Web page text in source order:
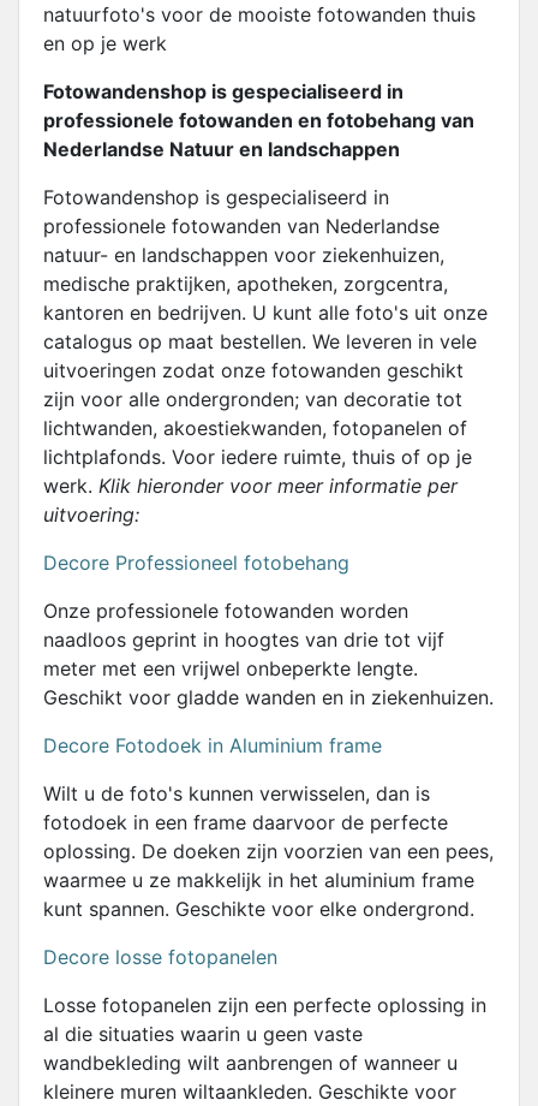
natuurfoto's voor de mooiste fotowanden thuis
en op je werk
Fotowandenshop is gespecialiseerd in
professionele fotowanden en fotobehang van
Nederlandse Natuur en landschappen
Fotowandenshop is gespecialiseerd in
professionele fotowanden van Nederlandse
natuur- en landschappen voor ziekenhuizen,
medische praktijken, apotheken, zorgcentra,
kantoren en bedrijven. U kunt alle foto's uit onze
catalogus op maat bestellen. We leveren in vele
uitvoeringen zodat onze fotowanden geschikt
zijn voor alle ondergronden; van decoratie tot
lichtwanden, akoestiekwanden, fotopanelen of
lichtplafonds. Voor iedere ruimte, thuis of op je
werk. Klik hieronder voor meer informatie per
uitvoering:
Decore Professioneel fotobehang
Onze professionele fotowanden worden
naadloos geprint in hoogtes van drie tot vijf
meter met een vrijwel onbeperkte lengte.
Geschikt voor gladde wanden en in ziekenhuizen.
Decore Fotodoek in Aluminium frame
Wilt u de foto's kunnen verwisselen, dan is
fotodoek in een frame daarvoor de perfecte
oplossing. De doeken zijn voorzien van een pees,
waarmee u ze makkelijk in het aluminium frame
kunt spannen. Geschikte voor elke ondergrond.
Decore losse fotopanelen
Losse fotopanelen zijn een perfecte oplossing in
al die situaties waarin u geen vaste
wandbekleding wilt aanbrengen of wanneer u
kleinere muren wiltaankleden. Geschikte voor